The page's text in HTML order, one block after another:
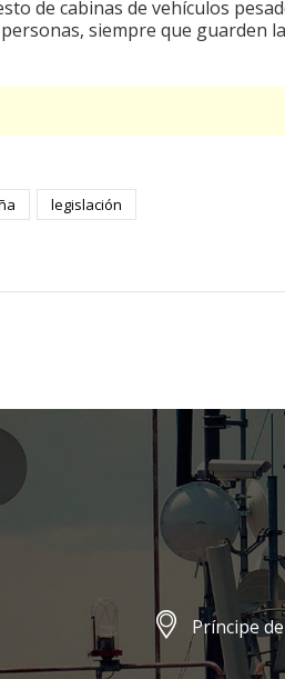
de cabinas de vehículos
siempre que guarden la
legislación
Príncipe